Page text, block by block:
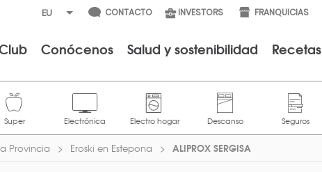
CONTACTO INVESTORS FRANQUICIAS
Conócenos Salud y sostenibilidad Recetas
Provincia Eroski en Estepona ALIPROX SERGISA